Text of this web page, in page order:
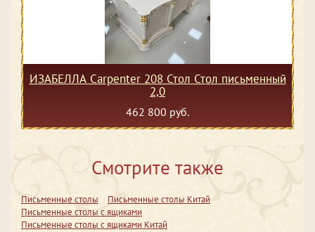
ИЗАБЕЛЛА Сarpenter 208 Стол Стол письменный
2,0
462 800 руб.
Смотрите также
Письменные столы
Письменные столы Китай
Письменные столы с ящиками
Письменные столы с ящиками Китай